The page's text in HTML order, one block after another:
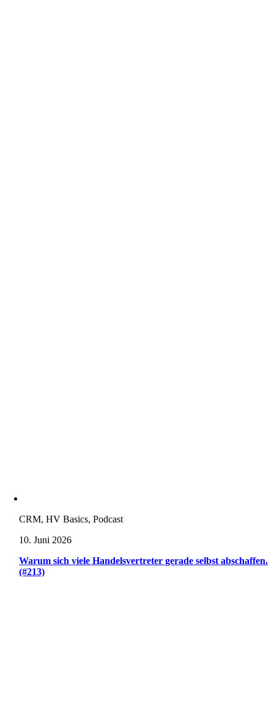
CRM, HV Basics, Podcast
10. Juni 2026
Warum sich viele Handelsvertreter gerade selbst abschaffen.
(#213)